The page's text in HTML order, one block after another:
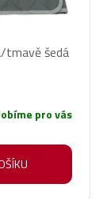
tmavě šedá
pro vás